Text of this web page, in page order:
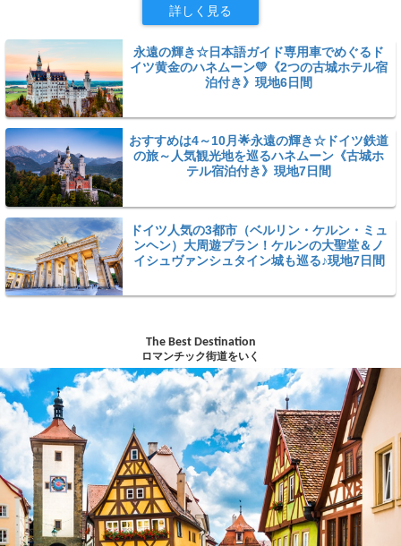
詳しく見る
永遠の輝き☆日本語ガイド専用車でめぐるド
イツ黄金のハネムーン💛《2つの古城ホテル宿
泊付き》現地6日間
おすすめは4～10月🌟永遠の輝き☆ドイツ鉄道
の旅～人気観光地を巡るハネムーン《古城ホ
テル宿泊付き》現地7日間
ドイツ人気の3都市（ベルリン・ケルン・ミュ
ンヘン）大周遊プラン！ケルンの大聖堂＆ノ
イシュヴァンシュタイン城も巡る♪現地7日間
The Best Destination
ロマンチック街道をいく